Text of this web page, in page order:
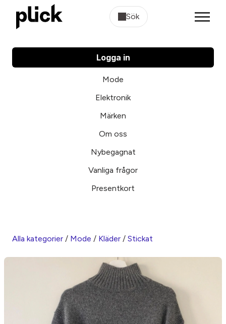
Sök
Logga in
Mode
Elektronik
Märken
Om oss
Nybegagnat
Vanliga frågor
Presentkort
Alla kategorier / Mode / Kläder / Stickat